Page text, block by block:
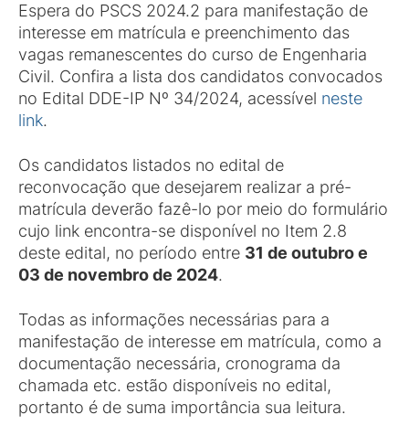
Espera do PSCS 2024.2 para manifestação de
interesse em matrícula e preenchimento das
vagas remanescentes do curso de Engenharia
Civil. Confira a lista dos candidatos convocados
no Edital DDE-IP Nº 34/2024, acessível neste
link.
Os candidatos listados no edital de
reconvocação que desejarem realizar a pré-
matrícula deverão fazê-lo por meio do formulário
cujo link encontra-se disponível no Item 2.8
deste edital, no período entre 31 de outubro e
03 de novembro de 2024.
Todas as informações necessárias para a
manifestação de interesse em matrícula, como a
documentação necessária, cronograma da
chamada etc. estão disponíveis no edital,
portanto é de suma importância sua leitura.